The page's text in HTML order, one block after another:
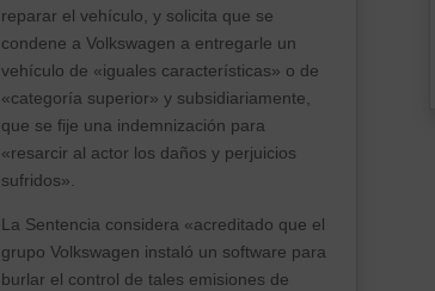
reparar el vehículo, y solicita que se
condene a Volkswagen a entregarle un
vehículo de «iguales características» o de
«categoría superior» y subsidiariamente,
que se fije una indemnización para
«resarcir al actor los daños y perjuicios
sufridos».
La Sentencia considera «acreditado que el
grupo Volkswagen instaló un software para
burlar el control de tales emisiones de